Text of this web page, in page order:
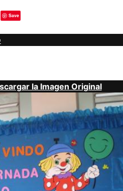
Save
la Imagen Original